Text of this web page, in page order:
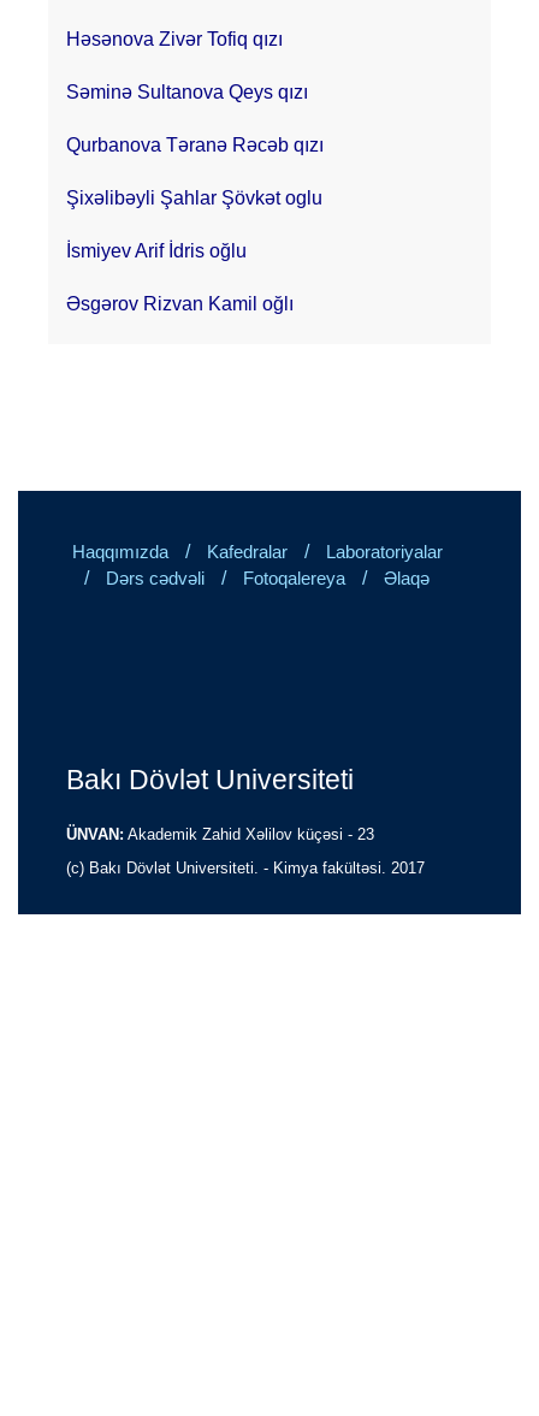
Həsənova Zivər Tofiq qızı
Səminə Sultanova Qeys qızı
Qurbanova Təranə Rəcəb qızı
Şixəlibəyli Şahlar Şövkət oglu
İsmiyev Arif İdris oğlu
Əsgərov Rizvan Kamil oğlı
Haqqımızda / Kafedralar / Laboratoriyalar
/ Dərs cədvəli / Fotoqalereya / Əlaqə
Bakı Dövlət Universiteti
ÜNVAN: Akademik Zahid Xəlilov küçəsi - 23
(c) Bakı Dövlət Universiteti. - Kimya fakültəsi. 2017